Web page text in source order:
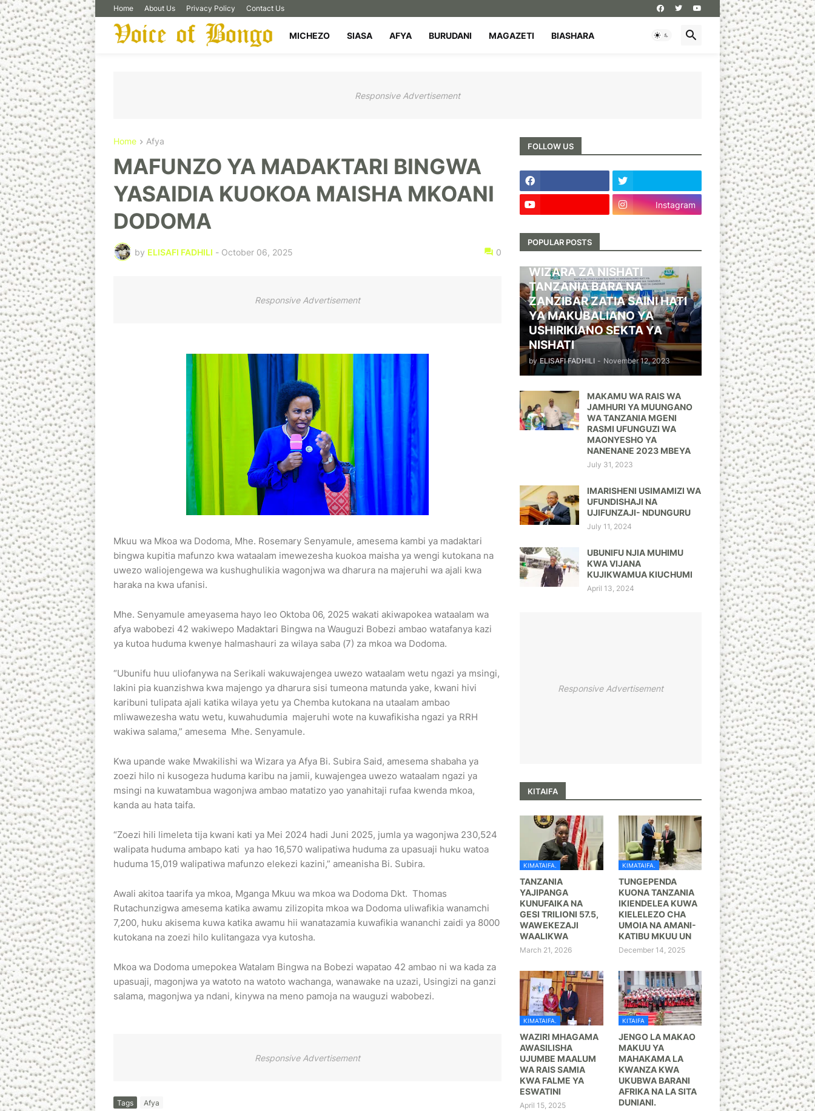
Home About Us Privacy Policy Contact Us
MICHEZO SIASA AFYA BURUDANI MAGAZETI BIASHARA
Responsive Advertisement
Home Afya
MAFUNZO YA MADAKTARI BINGWA
YASAIDIA KUOKOA MAISHA MKOANI
DODOMA
by ELISAFI FADHILI - October 06, 2025 0
Responsive Advertisement
Mkuu wa Mkoa wa Dodoma, Mhe. Rosemary Senyamule, amesema kambi ya madaktari
bingwa kupitia mafunzo kwa wataalam imewezesha kuokoa maisha ya wengi kutokana na
uwezo waliojengewa wa kushughulikia wagonjwa wa dharura na majeruhi wa ajali kwa
haraka na kwa ufanisi.
Mhe. Senyamule ameyasema hayo leo Oktoba 06, 2025 wakati akiwapokea wataalam wa
afya wabobezi 42 wakiwepo Madaktari Bingwa na Wauguzi Bobezi ambao watafanya kazi
ya kutoa huduma kwenye halmashauri za wilaya saba (7) za mkoa wa Dodoma.
“Ubunifu huu uliofanywa na Serikali wakuwajengea uwezo wataalam wetu ngazi ya msingi,
lakini pia kuanzishwa kwa majengo ya dharura sisi tumeona matunda yake, kwani hivi
karibuni tulipata ajali katika wilaya yetu ya Chemba kutokana na utaalam ambao
mliwawezesha watu wetu, kuwahudumia majeruhi wote na kuwafikisha ngazi ya RRH
wakiwa salama,” amesema Mhe. Senyamule.
Kwa upande wake Mwakilishi wa Wizara ya Afya Bi. Subira Said, amesema shabaha ya
zoezi hilo ni kusogeza huduma karibu na jamii, kuwajengea uwezo wataalam ngazi ya
msingi na kuwatambua wagonjwa ambao matatizo yao yanahitaji rufaa kwenda mkoa,
kanda au hata taifa.
“Zoezi hili limeleta tija kwani kati ya Mei 2024 hadi Juni 2025, jumla ya wagonjwa 230,524
walipata huduma ambapo kati ya hao 16,570 walipatiwa huduma za upasuaji huku watoa
huduma 15,019 walipatiwa mafunzo elekezi kazini,” ameanisha Bi. Subira.
Awali akitoa taarifa ya mkoa, Mganga Mkuu wa mkoa wa Dodoma Dkt. Thomas
Rutachunzigwa amesema katika awamu zilizopita mkoa wa Dodoma uliwafikia wanamchi
7,200, huku akisema kuwa katika awamu hii wanatazamia kuwafikia wananchi zaidi ya 8000
kutokana na zoezi hilo kulitangaza vya kutosha.
Mkoa wa Dodoma umepokea Watalam Bingwa na Bobezi wapatao 42 ambao ni wa kada za
upasuaji, magonjwa ya watoto na watoto wachanga, wanawake na uzazi, Usingizi na ganzi
salama, magonjwa ya ndani, kinywa na meno pamoja na wauguzi wabobezi.
Responsive Advertisement
Tags Afya
FOLLOW US
Instagram
POPULAR POSTS
WIZARA ZA NISHATI
TANZANIA BARA NA
ZANZIBAR ZATIA SAINI HATI
YA MAKUBALIANO YA
USHIRIKIANO SEKTA YA
NISHATI
by ELISAFI FADHILI - November 12, 2023
MAKAMU WA RAIS WA
JAMHURI YA MUUNGANO
WA TANZANIA MGENI
RASMI UFUNGUZI WA
MAONYESHO YA
NANENANE 2023 MBEYA
July 31, 2023
IMARISHENI USIMAMIZI WA
UFUNDISHAJI NA
UJIFUNZAJI- NDUNGURU
July 11, 2024
UBUNIFU NJIA MUHIMU
KWA VIJANA
KUJIKWAMUA KIUCHUMI
April 13, 2024
Responsive Advertisement
KITAIFA
KIMATAIFA.
TANZANIA
YAJIPANGA
KUNUFAIKA NA
GESI TRILIONI 57.5,
WAWEKEZAJI
WAALIKWA
March 21, 2026
KIMATAIFA.
TUNGEPENDA
KUONA TANZANIA
IKIENDELEA KUWA
KIELELEZO CHA
UMOIA NA AMANI-
KATIBU MKUU UN
December 14, 2025
KIMATAIFA.
WAZIRI MHAGAMA
AWASILISHA
UJUMBE MAALUM
WA RAIS SAMIA
KWA FALME YA
ESWATINI
April 15, 2025
KITAIFA
JENGO LA MAKAO
MAKUU YA
MAHAKAMA LA
KWANZA KWA
UKUBWA BARANI
AFRIKA NA LA SITA
DUNIANI.